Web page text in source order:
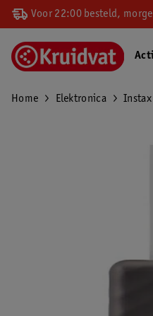
Voor 22:00 besteld,
Home Elektronica Instax